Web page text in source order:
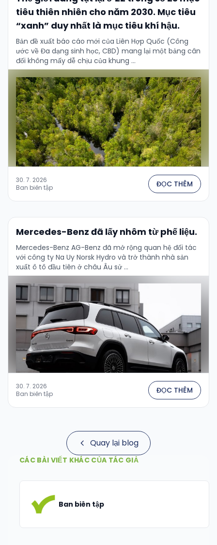
tiêu thiên nhiên cho năm 2030. Mục tiêu
“xanh” duy nhất là mục tiêu khí hậu.
Bản đề xuất báo cáo mới của Liên Hợp Quốc (Công
ước về Đa dạng sinh học, CBD) mang lại một bảng cân
đối không mấy dễ chịu của khung …
30. 7. 2026
Ban biên tập
ĐỌC THÊM
Mercedes-Benz đã lấy nhôm từ phế liệu.
Mercedes-Benz AG-Benz đã mở rộng quan hệ đối tác
với công ty Na Uy Norsk Hydro và trở thành nhà sản
xuất ô tô đầu tiên ở châu Âu sử …
30. 7. 2026
Ban biên tập
ĐỌC THÊM
Quay lại blog
CÁC BÀI VIẾT KHÁC CỦA TÁC GIẢ
Ban biên tập